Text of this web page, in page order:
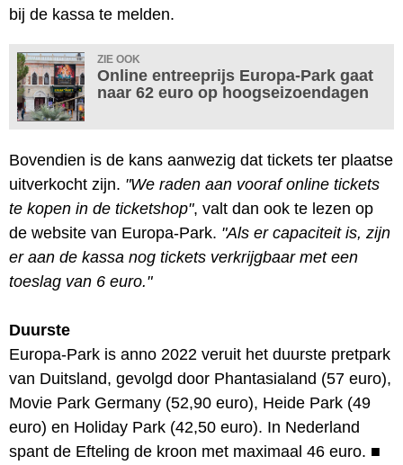
bij de kassa te melden.
ZIE OOK
Online entreeprijs Europa-Park gaat
naar 62 euro op hoogseizoendagen
Bovendien is de kans aanwezig dat tickets ter plaatse
uitverkocht zijn. "We raden aan vooraf online tickets
te kopen in de ticketshop", valt dan ook te lezen op
de website van Europa-Park. "Als er capaciteit is, zijn
er aan de kassa nog tickets verkrijgbaar met een
toeslag van 6 euro."
Duurste
Europa-Park is anno 2022 veruit het duurste pretpark
van Duitsland, gevolgd door Phantasialand (57 euro),
Movie Park Germany (52,90 euro), Heide Park (49
euro) en Holiday Park (42,50 euro). In Nederland
spant de Efteling de kroon met maximaal 46 euro. ■